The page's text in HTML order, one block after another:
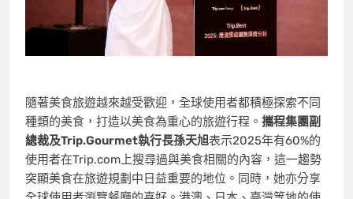
隨著美食旅遊越來越受歡迎，全球使用者都積極探索不同
種類的美食，打造以美食為重心的旅遊行程。 攜程集團副
總裁及Trip.Gourmet執行長孫天旭表示2025年有60%的
使用者在Trip.com上搜尋過與美食相關的內容，這一趨勢
突顯美食在旅遊規劃中日益重要的地位。同時，她亦分享